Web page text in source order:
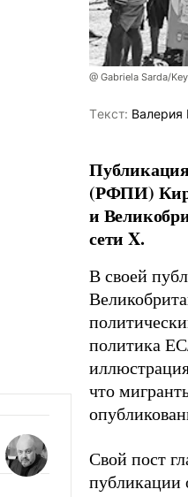
@ Gabriela Sarda/
Tекст: Валерия
(РФПИ)
и
сети X.
В своей
политика
что
Свой пост
публикации